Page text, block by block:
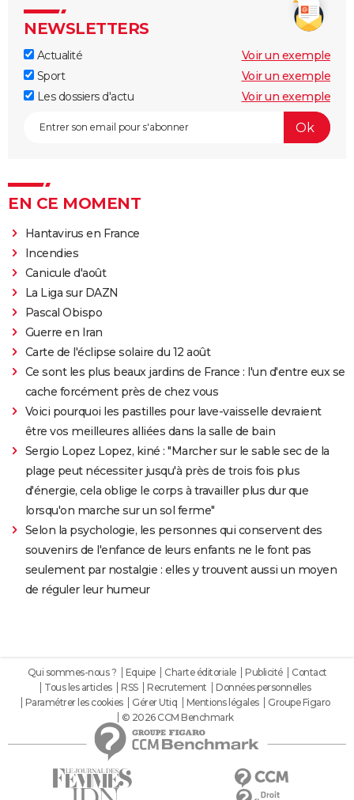
NEWSLETTERS
Actualité
Voir un exemple
Sport
Voir un exemple
Les dossiers d'actu
Voir un exemple
EN CE MOMENT
Hantavirus en France
Incendies
Canicule d'août
La Liga sur DAZN
Pascal Obispo
Guerre en Iran
Carte de l'éclipse solaire du 12 août
Ce sont les plus beaux jardins de France : l'un d'entre eux se
cache forcément près de chez vous
Voici pourquoi les pastilles pour lave-vaisselle devraient
être vos meilleures alliées dans la salle de bain
Sergio Lopez Lopez, kiné : "Marcher sur le sable sec de la
plage peut nécessiter jusqu'à près de trois fois plus
d'énergie, cela oblige le corps à travailler plus dur que
lorsqu'on marche sur un sol ferme"
Selon la psychologie, les personnes qui conservent des
souvenirs de l'enfance de leurs enfants ne le font pas
seulement par nostalgie : elles y trouvent aussi un moyen
de réguler leur humeur
Qui sommes-nous ? Equipe Charte éditoriale Publicité
Contact
Tous les articles
RSS Recrutement
Données personnelles
Paramétrer les cookies
Gérer Utiq Mentions légales
Groupe Figaro
© 2026 CCM Benchmark